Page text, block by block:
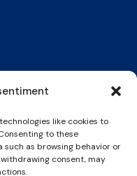
like cookies to
to these
as browsing behavior or
consent, may